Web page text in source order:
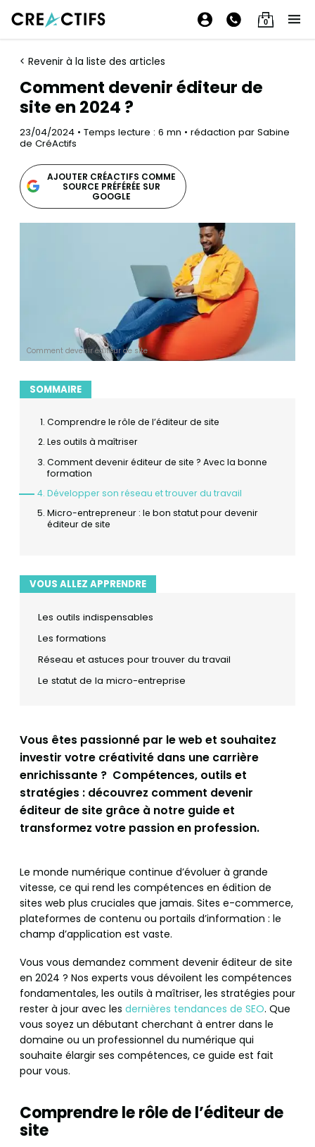
0
< Revenir à la liste des articles
Comment devenir éditeur de
site en 2024 ?
23/04/2024 • Temps lecture : 6 mn • rédaction par Sabine
de CréActifs
AJOUTER CRÉACTIFS COMME
SOURCE PRÉFÉRÉE SUR
GOOGLE
Comment devenir éditeur de site
SOMMAIRE
Comprendre le rôle de l’éditeur de site
Les outils à maîtriser
Comment devenir éditeur de site ? Avec la bonne
formation
Développer son réseau et trouver du travail
Micro-entrepreneur : le bon statut pour devenir
éditeur de site
VOUS ALLEZ APPRENDRE
Les outils indispensables
Les formations
Réseau et astuces pour trouver du travail
Le statut de la micro-entreprise
Vous êtes passionné par le web et souhaitez
investir votre créativité dans une carrière
enrichissante ? Compétences, outils et
stratégies : découvrez comment devenir
éditeur de site grâce à notre guide et
transformez votre passion en profession.
Le monde numérique continue d’évoluer à grande
vitesse, ce qui rend les compétences en édition de
sites web plus cruciales que jamais. Sites e-commerce,
plateformes de contenu ou portails d’information : le
champ d’application est vaste.
Vous vous demandez comment devenir éditeur de site
en 2024 ? Nos experts vous dévoilent les compétences
fondamentales, les outils à maîtriser, les stratégies pour
rester à jour avec les dernières tendances de SEO. Que
vous soyez un débutant cherchant à entrer dans le
domaine ou un professionnel du numérique qui
souhaite élargir ses compétences, ce guide est fait
pour vous.
Comprendre le rôle de l’éditeur de
site